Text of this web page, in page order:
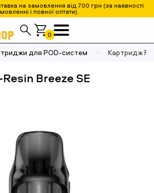
на замовлення від 700 грн (за наявності
і повної оптати).
0
для POD-систем Картридж F-
Breeze SE